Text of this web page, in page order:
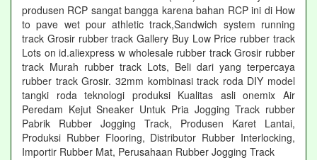
produsen RCP sangat bangga karena bahan RCP ini di How
to pave wet pour athletic track,Sandwich system running
track Grosir rubber track Gallery Buy Low Price rubber track
Lots on id.aliexpress w wholesale rubber track Grosir rubber
track Murah rubber track Lots, Beli dari yang terpercaya
rubber track Grosir. 32mm kombinasi track roda DIY model
tangki roda teknologi produksi Kualitas asli onemix Air
Peredam Kejut Sneaker Untuk Pria Jogging Track rubber
Pabrik Rubber Jogging Track, Produsen Karet Lantai,
Produksi Rubber Flooring, Distributor Rubber Interlocking,
Importir Rubber Mat, Perusahaan Rubber Jogging Track